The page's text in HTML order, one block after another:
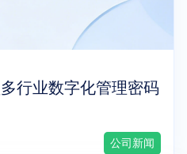
行业数字化管理密码
公司新闻